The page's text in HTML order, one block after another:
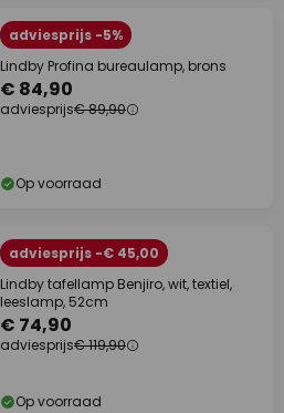
adviesprijs -5%
Lindby Profina bureaulamp, brons
€ 84,90
adviesprijs€ 89,90
Op voorraad
adviesprijs -€ 45,00
Lindby tafellamp Benjiro, wit, textiel,
leeslamp, 52cm
€ 74,90
adviesprijs€ 119,90
Op voorraad